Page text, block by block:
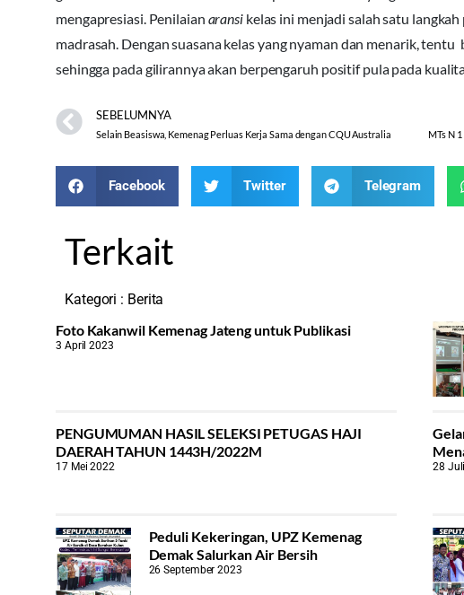
mengapresiasi. Penilaian aransikelas ini menjadi salah satu
madrasah. Dengan suasana kelas yang nyaman dan menarik,
sehingga pada gilirannya akan berpengaruh positif pula pada
SEBELUMNYA
Selain Beasiswa, Kemenag Perluas Kerja Sama dengan CQU Australia
Facebook Twitter Telegram
Terkait
Kategori : Berita
Foto Kakanwil Kemenag Jateng untuk Publikasi
3 April 2023
PENGUMUMAN HASIL SELEKSI PETUGAS HAJI
DAERAH TAHUN 1443H/2022M
17 Mei 2022 28
Peduli Kekeringan, UPZ Kemenag
Demak Salurkan Air Bersih
26 September 2023